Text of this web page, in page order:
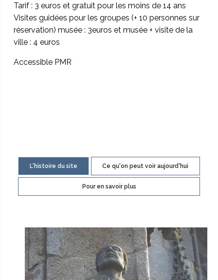
Tarif : 3 euros et gratuit pour les moins de 14 ans
Visites guidées pour les groupes (+ 10 personnes sur
réservation) musée : 3euros et musée + visite de la
ville : 4 euros
Accessible PMR
L'histoire du site Ce qu'on peut voir aujourd'hui
Pour en savoir plus
Image